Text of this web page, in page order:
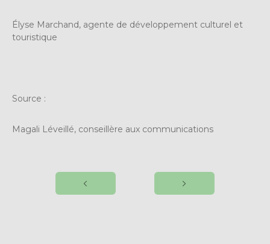
Élyse Marchand, agente de développement culturel et
touristique
Source :
Magali Léveillé, conseillère aux communications